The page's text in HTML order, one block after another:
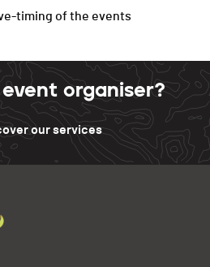
timing of the events
organiser?
our services